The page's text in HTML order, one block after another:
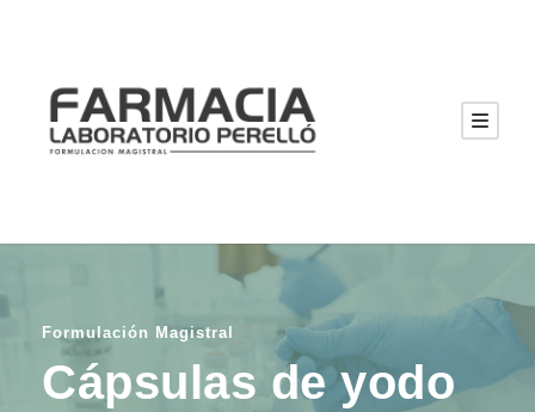
Formulación Magistral
Cápsulas de yodo